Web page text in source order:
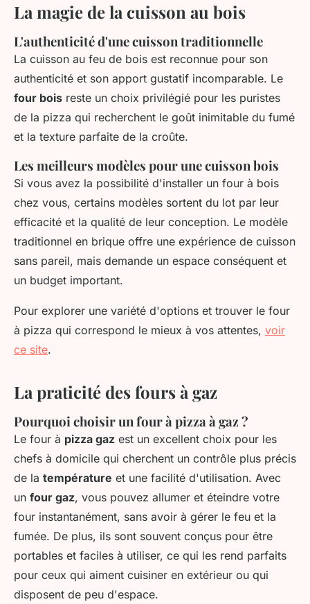
La magie de la cuisson au bois
L'authenticité d'une cuisson traditionnelle
La cuisson au feu de bois est reconnue pour son
authenticité et son apport gustatif incomparable. Le
four bois reste un choix privilégié pour les puristes
de la pizza qui recherchent le goût inimitable du fumé
et la texture parfaite de la croûte.
Les meilleurs modèles pour une cuisson bois
Si vous avez la possibilité d'installer un four à bois
chez vous, certains modèles sortent du lot par leur
efficacité et la qualité de leur conception. Le modèle
traditionnel en brique offre une expérience de cuisson
sans pareil, mais demande un espace conséquent et
un budget important.
Pour explorer une variété d'options et trouver le four
à pizza qui correspond le mieux à vos attentes, voir
ce site.
La praticité des fours à gaz
Pourquoi choisir un four à pizza à gaz ?
Le four à pizza gaz est un excellent choix pour les
chefs à domicile qui cherchent un contrôle plus précis
de la température et une facilité d'utilisation. Avec
un four gaz, vous pouvez allumer et éteindre votre
four instantanément, sans avoir à gérer le feu et la
fumée. De plus, ils sont souvent conçus pour être
portables et faciles à utiliser, ce qui les rend parfaits
pour ceux qui aiment cuisiner en extérieur ou qui
disposent de peu d'espace.